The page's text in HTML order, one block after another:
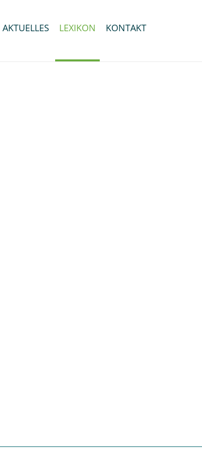
AKTUELLES LEXIKON KONTAKT